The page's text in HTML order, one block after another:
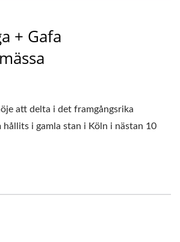
+ Gafa
att delta i det framgångsrika
hållits i gamla stan i Köln i nästan 10